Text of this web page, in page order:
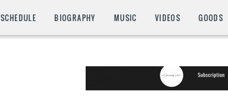
SCHEDULE BIOGRAPHY MUSIC VIDEOS GOODS